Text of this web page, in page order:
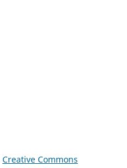
Creative Commons